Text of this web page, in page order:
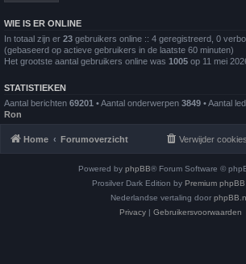
WIE IS ER ONLINE
In totaal zijn er 23 gebruikers online :: 4 geregistreerd, 0
(gebaseerd op actieve gebruikers in de laatste 60 minuten)
Het grootste aantal gebruikers online was 1005 op 11 mei
STATISTIEKEN
Aantal berichten 69201 • Aantal onderwerpen 3849 • Aantal
Ron
Home Forumoverzicht Verwijder cookies
Powered by phpBB® Forum Software ©
Prosilver Dark Edition by Premium
Nederlandse vertaling door
Privacy | Gebruikersvoorwaarden